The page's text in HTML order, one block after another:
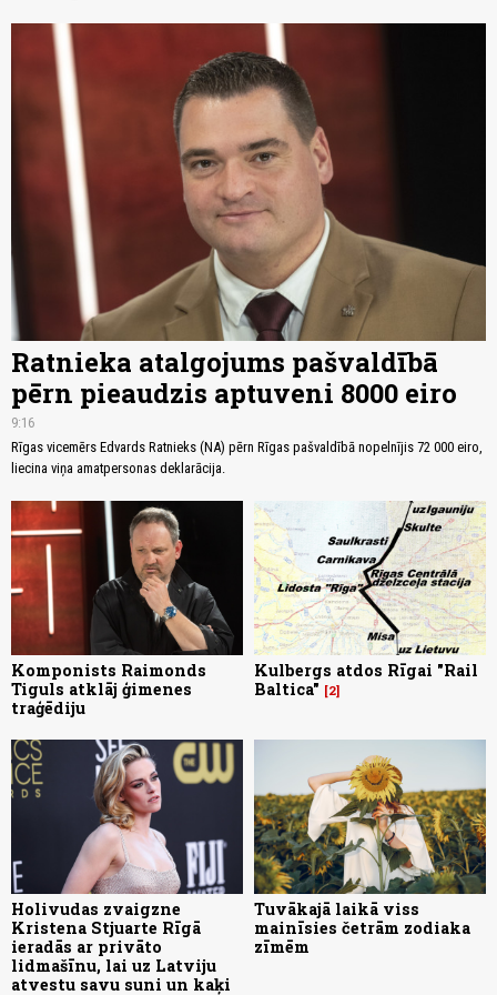
Ratnieka atalgojums pašvaldībā
pērn pieaudzis aptuveni 8000 eiro
9:16
Rīgas vicemērs Edvards Ratnieks (NA) pērn Rīgas pašvaldībā nopelnījis 72 000 eiro,
liecina viņa amatpersonas deklarācija.
Komponists Raimonds
Tiguls atklāj ģimenes
traģēdiju
Kulbergs atdos Rīgai "Rail
Baltica"
2
Holivudas zvaigzne
Kristena Stjuarte Rīgā
ieradās ar privāto
lidmašīnu, lai uz Latviju
atvestu savu suni un kaķi
Tuvākajā laikā viss
mainīsies četrām zodiaka
zīmēm